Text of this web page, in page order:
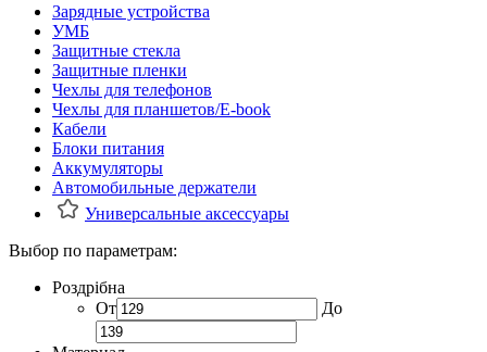
Зарядные устройства
УМБ
Защитные стекла
Защитные пленки
Чехлы для телефонов
Чехлы для планшетов/E-book
Кабели
Блоки питания
Аккумуляторы
Автомобильные держатели
Универсальные аксессуары
Выбор по параметрам:
Роздрібна
От
До